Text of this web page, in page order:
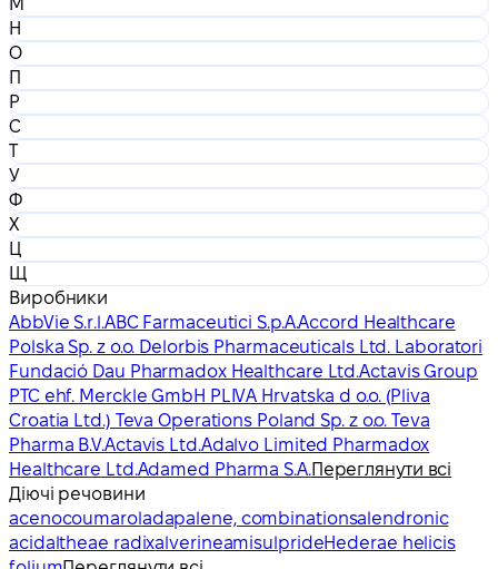
Н
О
П
Р
С
Т
У
Ф
Х
Ц
Щ
Виробники
AbbVie S.r.l.ABC Farmaceutici S.p.A.Accord Healthcare
Polska Sp. z o.o. Delorbis Pharmaceuticals Ltd. Laboratori
Fundació Dau Pharmadox Healthcare Ltd.Actavis Group
PTC ehf. Merckle GmbH PLIVA Hrvatska d o.o. (Pliva
Croatia Ltd.) Teva Operations Poland Sp. z o.o. Teva
Pharma B.V.Actavis Ltd.Adalvo Limited Pharmadox
Healthcare Ltd.Adamed Pharma S.A.Переглянути всі
Діючі речовини
acenocoumaroladapalene, combinationsalendronic
acidaltheae radixalverineamisulprideHederae helicis